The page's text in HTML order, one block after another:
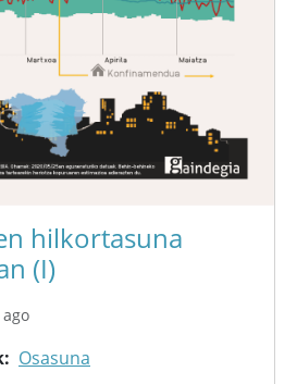
hilkortasuna
(I)
Osasuna